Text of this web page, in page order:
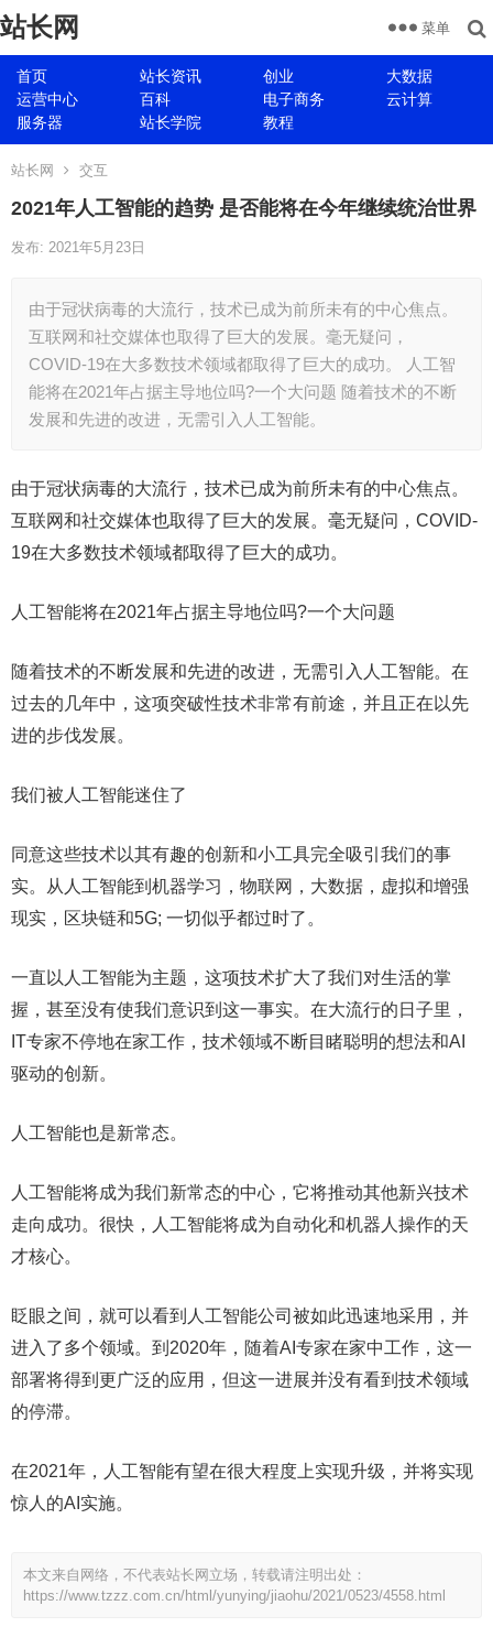
站长网
首页 站长资讯 创业
大数据
运营中心
百科 电子商务
云计算
服务器
站长学院 教程
菜单
站长网 交互
2021年人工智能的趋势 是否能将在今年继续统治世界
发布: 2021年5月23日
由于冠状病毒的大流行，技术已成为前所未有的中心焦点。
互联网和社交媒体也取得了巨大的发展。毫无疑问，
COVID-19在大多数技术领域都取得了巨大的成功。 人工智
能将在2021年占据主导地位吗?一个大问题 随着技术的不断
发展和先进的改进，无需引入人工智能。
由于冠状病毒的大流行，技术已成为前所未有的中心焦点。
互联网和社交媒体也取得了巨大的发展。毫无疑问，COVID-
19在大多数技术领域都取得了巨大的成功。
人工智能将在2021年占据主导地位吗?一个大问题
随着技术的不断发展和先进的改进，无需引入人工智能。在
过去的几年中，这项突破性技术非常有前途，并且正在以先
进的步伐发展。
我们被人工智能迷住了
同意这些技术以其有趣的创新和小工具完全吸引我们的事
实。从人工智能到机器学习，物联网，大数据，虚拟和增强
现实，区块链和5G; 一切似乎都过时了。
一直以人工智能为主题，这项技术扩大了我们对生活的掌
握，甚至没有使我们意识到这一事实。在大流行的日子里，
IT专家不停地在家工作，技术领域不断目睹聪明的想法和AI
驱动的创新。
人工智能也是新常态。
人工智能将成为我们新常态的中心，它将推动其他新兴技术
走向成功。很快，人工智能将成为自动化和机器人操作的天
才核心。
眨眼之间，就可以看到人工智能公司被如此迅速地采用，并
进入了多个领域。到2020年，随着AI专家在家中工作，这一
部署将得到更广泛的应用，但这一进展并没有看到技术领域
的停滞。
在2021年，人工智能有望在很大程度上实现升级，并将实现
惊人的AI实施。
本文来自网络，不代表站长网立场，转载请注明出处：
https://www.tzzz.com.cn/html/yunying/jiaohu/2021/0523/4558.html